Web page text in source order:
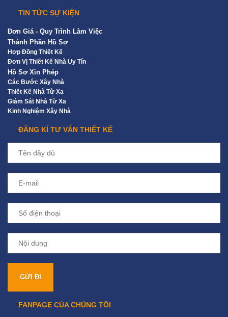
TIN TỨC SỰ KIỆN
Đơn Giá - Quy Trình Làm Việc
Thành Phần Hồ Sơ
Hợp Đồng Thiết Kế
Đơn Vị Thiết Kế Nhà Uy Tín
Hồ Sơ Xin Phép
Các Bước Xây Nhà
Thiết Kế Nhà Từ Xa
Giám Sát Nhà Từ Xa
Kinh Nghiệm Xây Nhà
ĐĂNG KÍ TƯ VẤN THIẾT KẾ
FANPAGE CỦA CHÚNG TÔI